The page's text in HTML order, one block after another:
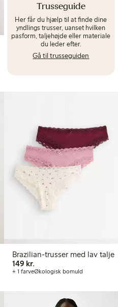
Trusseguide
Her får du hjælp til at finde dine
yndlings trusser, uanset hvilken
pasform, taljehøjde eller materiale
du leder efter.
Gå til trusseguiden
Brazilian-trusser med lav talje
149 kr.
+ 1 farveØkologisk bomuld